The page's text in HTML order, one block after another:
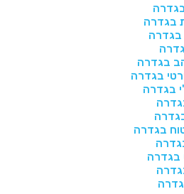
בגדרה
בגדרה
בגדרה
בגדרה
בגדרה
בגדרה
בגדרה